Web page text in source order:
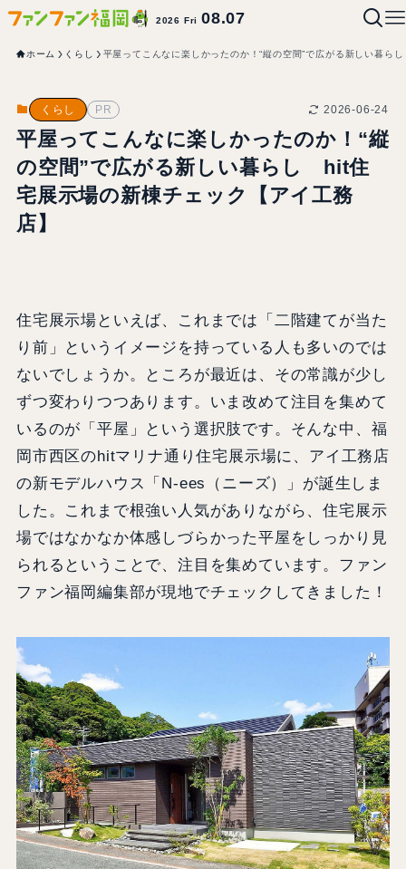
2026 Fri08.07
ホーム くらし 平屋ってこんなに楽しかったのか！“縦の空間”で広がる新しい暮
くらし PR 2026-06-24
平屋ってこんなに楽しかったのか！“縦
の空間”で広がる新しい暮らし hit住
宅展示場の新棟チェック【アイ工務
店】
住宅展示場といえば、これまでは「二階建てが当た
り前」というイメージを持っている人も多いのでは
ないでしょうか。ところが最近は、その常識が少し
ずつ変わりつつあります。いま改めて注目を集めて
いるのが「平屋」という選択肢です。そんな中、福
岡市西区のhitマリナ通り住宅展示場に、アイ工務店
の新モデルハウス「N-ees（ニーズ）」が誕生しま
した。これまで根強い人気がありながら、住宅展示
場ではなかなか体感しづらかった平屋をしっかり見
られるということで、注目を集めています。ファン
ファン福岡編集部が現地でチェックしてきました！